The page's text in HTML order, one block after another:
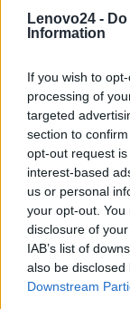
Lenovo24 -
Information
If you wish to
processing of
targeted
section to
opt-out request
interest-based
us or personal
your opt-out.
disclosure of
IAB’s list of
also be
Downstream
Obsługa
Paleta
Czas